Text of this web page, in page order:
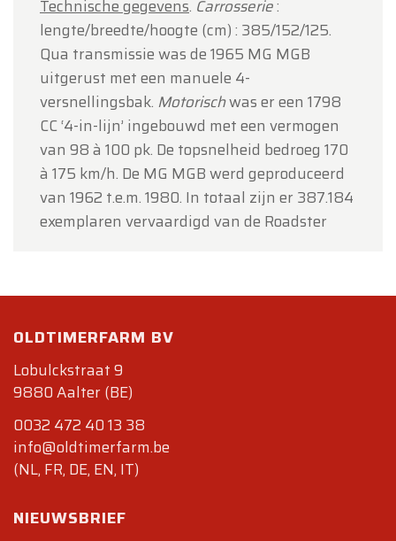
Technische gegevens. Carrosserie:
lengte/breedte/hoogte (cm) : 385/152/125.
Qua transmissie was de 1965 MG MGB
uitgerust met een manuele 4-
versnellingsbak. Motorischwas er een 1798
CC ‘4-in-lijn’ ingebouwd met een vermogen
van 98 à 100 pk. De topsnelheid bedroeg 170
à 175 km/h. De MG MGB werd geproduceerd
van 1962 t.e.m. 1980. In totaal zijn er 387.184
exemplaren vervaardigd van de Roadster
OLDTIMERFARM BV
Lobulckstraat 9
9880 Aalter (BE)
0032 472 40 13 38
info@oldtimerfarm.be
(NL, FR, DE, EN, IT)
NIEUWSBRIEF